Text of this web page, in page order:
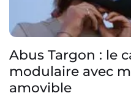
Abus Targon : le
modulaire avec
amovible